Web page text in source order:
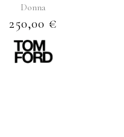
Donna
250,00 €